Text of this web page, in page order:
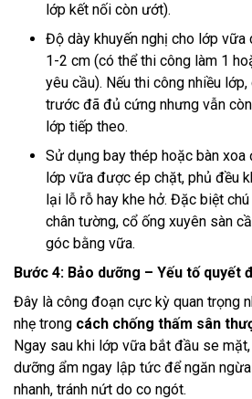
lớp kết nối còn ướt).
Độ dày khuyến nghị cho lớp vữa
1-2 cm (có thể thi công làm 1
yêu cầu). Nếu thi công nhiều
trước đã đủ cứng nhưng vẫn
lớp tiếp theo.
Sử dụng bay thép hoặc bàn
lớp vữa được ép chặt, phủ đều
lại lỗ rỗ hay khe hở. Đặc biệt
chân tường, cổ ống xuyên sàn
góc bằng vữa.
Bước 4: Bảo dưỡng – Yếu tố quyết
Đây là công đoạn cực kỳ quan trọng
nhẹ trong cách chống thấm sân
Ngay sau khi lớp vữa bắt đầu se
dưỡng ẩm ngay lập tức để ngăn
nhanh, tránh nứt do co ngót.